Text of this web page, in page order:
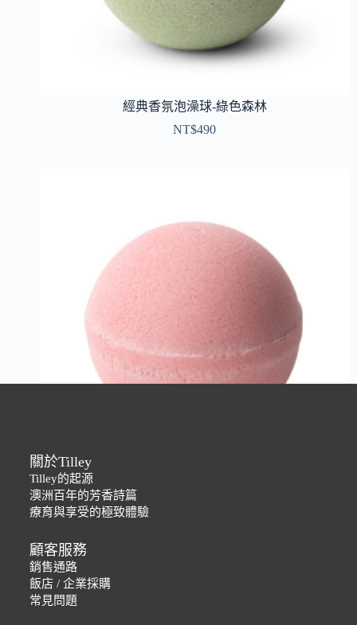
經典香氛泡澡球-綠色森林
NT$490
經典香氛泡澡球-來個蹦蹦
關於Tilley
Tilley的起源
澳洲百年的芳香詩篇
療育與享受的極致體驗
顧客服務
銷售通路
飯店 / 企業採購
常見問題